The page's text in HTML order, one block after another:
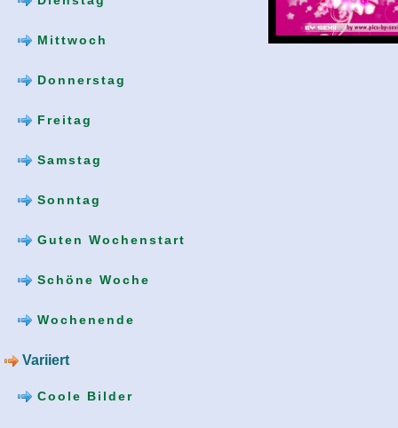
Mittwoch
Donnerstag
Freitag
Samstag
Sonntag
Guten Wochenstart
Schöne Woche
Wochenende
Variiert
Coole Bilder